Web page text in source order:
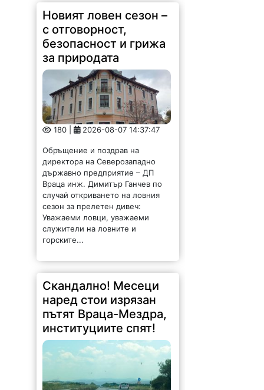
Новият ловен сезон –
с отговорност,
безопасност и грижа
за природата
180 | 2026-08-07 14:37:47
Обръщение и поздрав на
директора на Северозападно
държавно предприятие – ДП
Враца инж. Димитър Ганчев по
случай откриването на ловния
сезон за прелетен дивеч:
Уважаеми ловци, уважаеми
служители на ловните и
горските...
Скандално! Месеци
наред стои изрязан
пътят Враца-Мездра,
институциите спят!